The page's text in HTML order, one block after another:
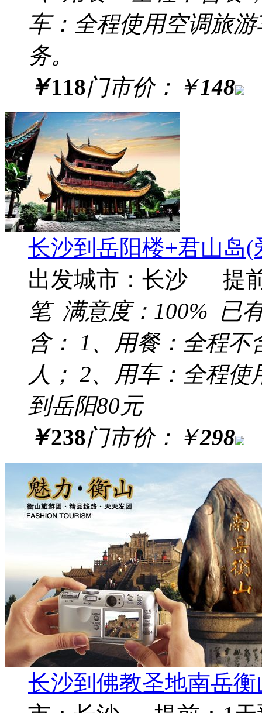
车：全程使用空调旅
务。
￥118门市价： ￥148
长沙到岳阳楼+君山岛
出发城市：长沙 提
笔 满意度： 100% 已
含： 1、用餐：全程
人； 2、用车：全程
到岳阳80元
￥238门市价： ￥298
长沙到佛教圣地南岳